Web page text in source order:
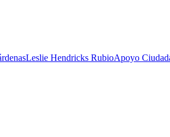
Leslie Hendricks RubioApoyo